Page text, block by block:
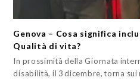
Genova – Cosa significa
Qualità di vita?
In prossimità della Giornata
disabilità, il 3 dicembre, torna sui